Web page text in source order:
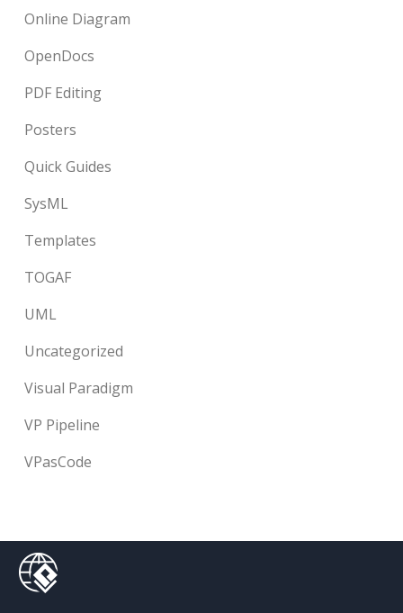
Online Diagram
OpenDocs
PDF Editing
Posters
Quick Guides
SysML
Templates
TOGAF
UML
Uncategorized
Visual Paradigm
VP Pipeline
VPasCode